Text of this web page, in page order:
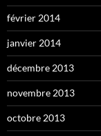
février 2014
janvier 2014
décembre 2013
novembre 2013
octobre 2013